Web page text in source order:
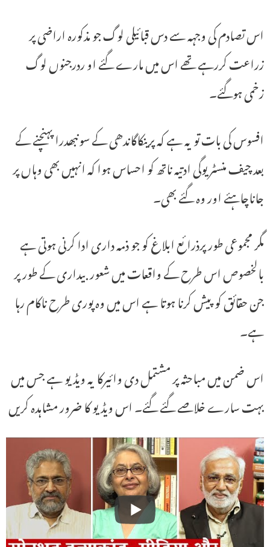
اس تصادم کی وجہہ سے دس قبائیلی لوگ جو مذکورہ اراضی پر
زراعت کررہے تھے اس میں مارے گئے او ردرجنوں لوگ
زخمی ہوگئے۔
افسوس کی بات تو یہ ہے کہ پرینکاگاندھی کے سونبھدرا پہنچنے کے
بعد چیف منسٹر یوگی ادتیہ ناتھ کو احساس ہوا کہ انہیں بھی وہاں پر
جاناچاہئے اور وہ گئے بھی۔
مگر مجموعی طور پرذرائع ابلاغ کو جو ذمہ داری ادا کرنی ہوتی ہے
بالخصوص اس طرح کے واقعات میں شعور بیداری کے طور پر
جن حقائق کو پیش کرنا ہوتا ہے اس میں وہ پوری طرح ناکام رہا
ہے۔
اس ضمن میں مباحثہ پر مشتمل دی وائیرکا یہ ویڈیو ہے جس میں
بہت سارے خلاصے گئے گئے۔ اس ویڈیو کا ضرور مشاہدہ کریں